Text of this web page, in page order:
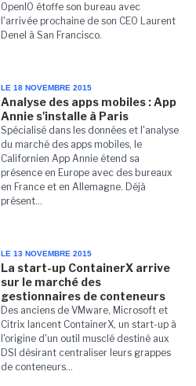
OpenIO étoffe son bureau avec
l'arrivée prochaine de son CEO Laurent
Denel à San Francisco.
LE 18 NOVEMBRE 2015
Analyse des apps mobiles : App
Annie s'installe à Paris
Spécialisé dans les données et l'analyse
du marché des apps mobiles, le
Californien App Annie étend sa
présence en Europe avec des bureaux
en France et en Allemagne. Déjà
présent...
LE 13 NOVEMBRE 2015
La start-up ContainerX arrive
sur le marché des
gestionnaires de conteneurs
Des anciens de VMware, Microsoft et
Citrix lancent ContainerX, un start-up à
l'origine d'un outil musclé destiné aux
DSI désirant centraliser leurs grappes
de conteneurs...